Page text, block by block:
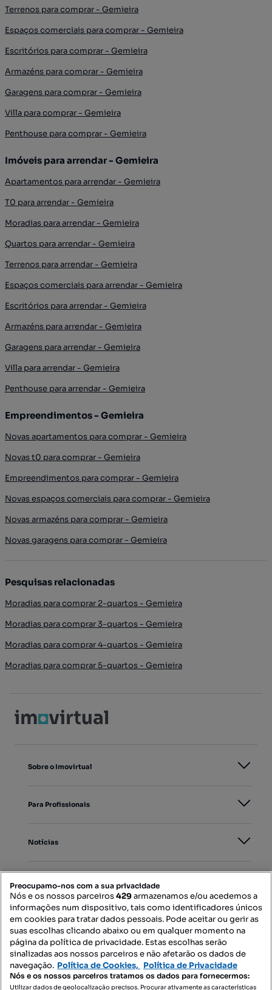
Terrenos para comprar - Gemieira
Espaços comerciais para comprar - Gemieira
Escritórios para comprar - Gemieira
Armazéns para comprar - Gemieira
Garagens para comprar - Gemieira
Villa para comprar - Gemieira
Penthouse para comprar - Gemieira
Imóveis para arrendar - Gemieira
Apartamentos para arrendar - Gemieira
T0 para arrendar - Gemieira
Moradias para arrendar - Gemieira
Quartos para arrendar - Gemieira
Terrenos para arrendar - Gemieira
Espaços comerciais para arrendar - Gemieira
Escritórios para arrendar - Gemieira
Armazéns para arrendar - Gemieira
Garagens para arrendar - Gemieira
Villa para arrendar - Gemieira
Penthouse para arrendar - Gemieira
Empreendimentos - Gemieira
Novas apartamentos para comprar - Gemieira
Novas t0 para comprar - Gemieira
Empreendimentos para comprar - Gemieira
Novas espaços comerciais para comprar - Gemieira
Novas armazéns para comprar - Gemieira
Novas garagens para comprar - Gemieira
Pesquisas relacionadas
Moradias para comprar 2-quartos - Gemieira
Moradias para comprar 3-quartos - Gemieira
Moradias para comprar 4-quartos - Gemieira
Moradias para comprar 5-quartos - Gemieira
Sobre o Imovirtual
Para Profissionais
Notícias
Mapa do Site
Contacte-nos
Preocupamo-nos com a sua privacidade
Nós e os nossos parceiros429armazenamos e/ou acedemos a
informações num dispositivo, tais como identificadores únicos
em cookies para tratar dados pessoais. Pode aceitar ou gerir as
suas escolhas clicando abaixo ou em qualquer momento na
página da política de privacidade. Estas escolhas serão
sinalizadas aos nossos parceiros e não afetarão os dados de
navegação. Política de Cookies, Política de Privacidade
Nós e os nossos parceiros tratamos os dados para fornecermos:
Utilizar dados de geolocalização precisos. Procurar ativamente as características